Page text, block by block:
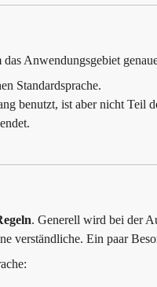
Anwendungsgebiet
Standardsprache.
benutzt, ist aber nicht Teil
. Generell wird bei der
verständliche. Ein paar